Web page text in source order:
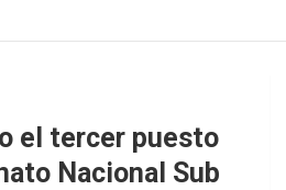
el tercer puesto
Nacional Sub